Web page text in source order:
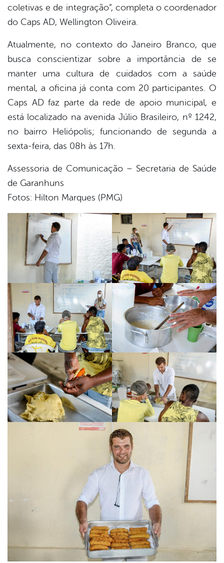
coletivas e de integração”, completa o coordenador
do Caps AD, Wellington Oliveira.
Atualmente, no contexto do Janeiro Branco, que
busca conscientizar sobre a importância de se
manter uma cultura de cuidados com a saúde
mental, a oficina já conta com 20 participantes. O
Caps AD faz parte da rede de apoio municipal, e
está localizado na avenida Júlio Brasileiro, nº 1242,
no bairro Heliópolis; funcionando de segunda a
sexta-feira, das 08h às 17h.
Assessoria de Comunicação – Secretaria de Saúde
de Garanhuns
Fotos: Hilton Marques (PMG)